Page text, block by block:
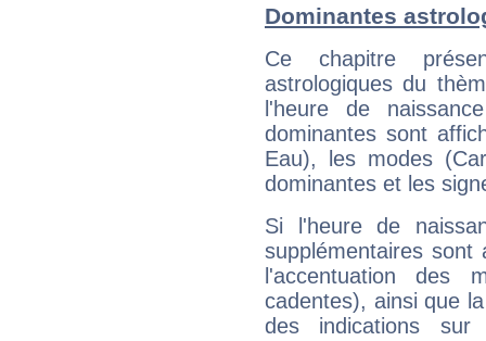
Dominantes
Ce chapitre
astrologiques du
l'heure de
dominantes sont
Eau), les modes
dominantes et les
Si l'heure de
supplémentaires sont
l'accentuation des
cadentes), ainsi que
des indications sur